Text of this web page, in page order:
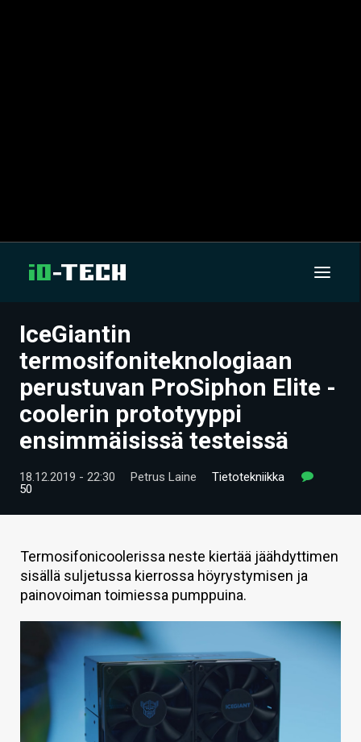
UUTISET
ARTIKKELIT
VIDEOT
TECHBBS
TIETOA
HINTA.FI
KAUPPA
VAIHDA TEEMA
HAKU
IceGiantin
termosifoniteknologiaan
perustuvan ProSiphon Elite -
coolerin prototyyppi
ensimmäisissä testeissä
18.12.2019 - 22:30 Petrus Laine
Tietotekniikka
50
Termosifonicoolerissa neste kiertää jäähdyttimen
sisällä suljetussa kierrossa höyrystymisen ja
painovoiman toimiessa pumppuina.